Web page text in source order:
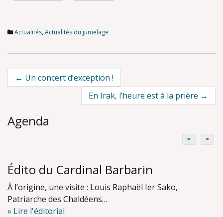
Actualités,Actualités du jumelage
Post
navigation
← Un concert d’exception !
En Irak, l’heure est à la prière →
Agenda
< >
Édito du Cardinal Barbarin
À l’origine, une visite : Louis Raphaël Ier Sako,
Patriarche des Chaldéens…
» Lire l'éditorial